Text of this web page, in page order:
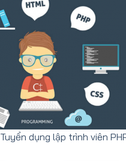
Tuyển dụng lập trình viên